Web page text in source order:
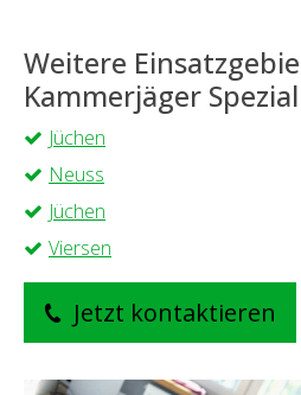
Weitere
Kammerjäger
Jüchen
Neuss
Jüchen
Viersen
Jetzt kontaktieren